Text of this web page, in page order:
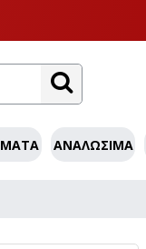
ΑΝΑΛΏΣΙΜΑ